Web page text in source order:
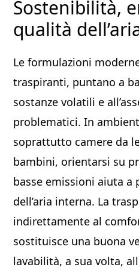
Sostenibilità,
qualità
Le formulazioni
traspiranti, puntano a
sostanze volatili e
problematici. In
soprattutto camere da
bambini, orientarsi su
basse emissioni aiuta a
dell’aria interna. La
indirettamente al
sostituisce una buona
lavabilità, a sua volta,